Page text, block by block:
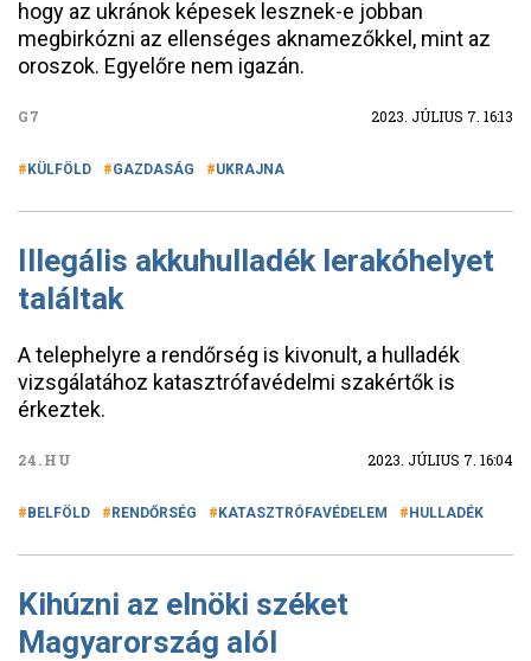
hogy az ukránok képesek lesznek-e jobban
megbirkózni az ellenséges aknamezőkkel, mint az
oroszok. Egyelőre nem igazán.
G7 2023. JÚLIUS 7. 16:13
KÜLFÖLD GAZDASÁG UKRAJNA
Illegális akkuhulladék lerakóhelyet
találtak
A telephelyre a rendőrség is kivonult, a hulladék
vizsgálatához katasztrófavédelmi szakértők is
érkeztek.
24.HU 2023. JÚLIUS 7. 16:04
BELFÖLD RENDŐRSÉG KATASZTRÓFAVÉDELEM HULLADÉK
Kihúzni az elnöki széket
Magyarország alól